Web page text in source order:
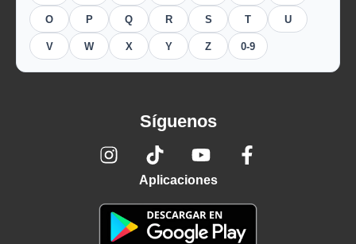
O P Q R S T U
V W X Y Z 0-9
Síguenos
Aplicaciones